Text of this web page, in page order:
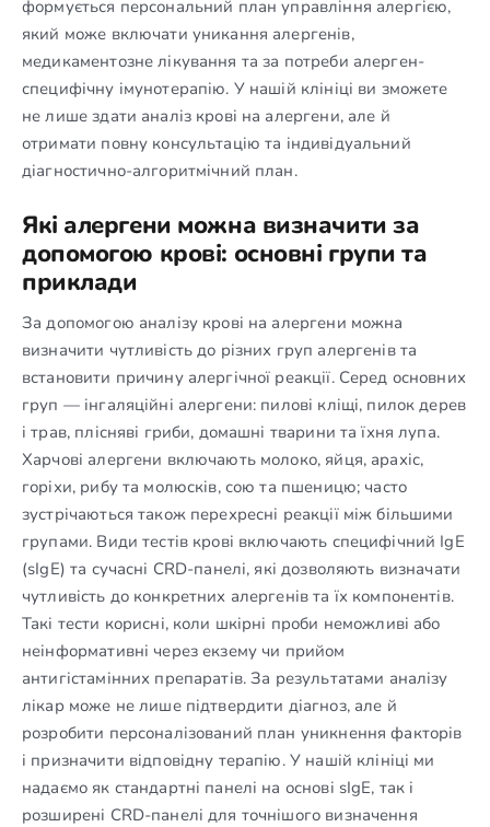
формується персональний план управління алергією,
який може включати уникання алергенів,
медикаментозне лікування та за потреби алерген-
специфічну імунотерапію. У нашій клініці ви зможете
не лише здати аналіз крові на алергени, але й
отримати повну консультацію та індивідуальний
діагностично-алгоритмічний план.
Які алергени можна визначити за
допомогою крові: основні групи та
приклади
За допомогою аналізу крові на алергени можна
визначити чутливість до різних груп алергенів та
встановити причину алергічної реакції. Серед основних
груп — інгаляційні алергени: пилові кліщі, пилок дерев
і трав, плісняві гриби, домашні тварини та їхня лупа.
Харчові алергени включають молоко, яйця, арахіс,
горіхи, рибу та молюсків, сою та пшеницю; часто
зустрічаються також перехресні реакції між більшими
групами. Види тестів крові включають специфічний IgE
(sIgE) та сучасні CRD-панелі, які дозволяють визначати
чутливість до конкретних алергенів та їх компонентів.
Такі тести корисні, коли шкірні проби неможливі або
неінформативні через екзему чи прийом
антигістамінних препаратів. За результатами аналізу
лікар може не лише підтвердити діагноз, але й
розробити персоналізований план уникнення факторів
і призначити відповідну терапію. У нашій клініці ми
надаємо як стандартні панелі на основі sIgE, так і
розширені CRD-панелі для точнішого визначення